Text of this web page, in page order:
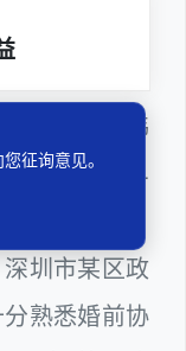
业于北京市炜
业证号为14
现（或曾）
圳市某区政
熟悉婚前协
征询意见。